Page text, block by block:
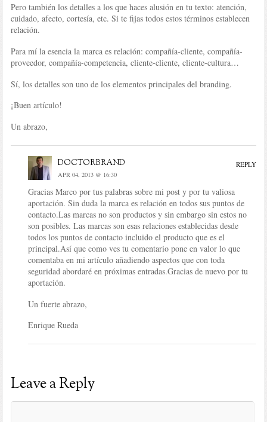
Pero también los detalles a los que haces alusión en tu texto: atención,
cuidado, afecto, cortesía, etc. Si te fijas todos estos términos establecen
relación.
Para mí la esencia la marca es relación: compañía-cliente, compañía-
proveedor, compañía-competencia, cliente-cliente, cliente-cultura…
Sí, los detalles son uno de los elementos principales del branding.
¡Buen artículo!
Un abrazo,
doctorbrand
APR 04, 2013 @ 16:30
Gracias Marco por tus palabras sobre mi post y por tu valiosa
aportación. Sin duda la marca es relación en todos sus puntos de
contacto.Las marcas no son productos y sin embargo sin estos no
son posibles. Las marcas son esas relaciones establecidas desde
todos los puntos de contacto incluido el producto que es el
principal.Así que como ves tu comentario pone en valor lo que
comentaba en mi artículo añadiendo aspectos que con toda
seguridad abordaré en próximas entradas.Gracias de nuevo por tu
aportación.
Un fuerte abrazo,
Enrique Rueda
REPLY
Leave a Reply